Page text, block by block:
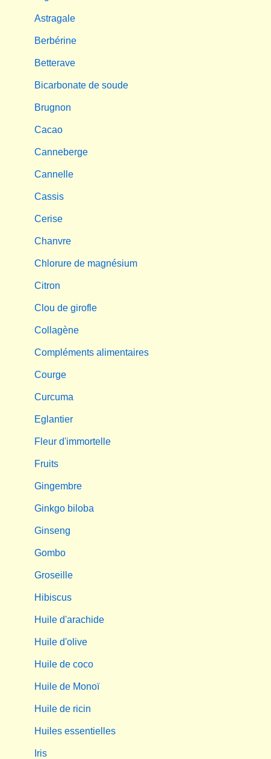
Astragale
Berbérine
Betterave
Bicarbonate de soude
Brugnon
Cacao
Canneberge
Cannelle
Cassis
Cerise
Chanvre
Chlorure de magnésium
Citron
Clou de girofle
Collagène
Compléments alimentaires
Courge
Curcuma
Eglantier
Fleur d'immortelle
Fruits
Gingembre
Ginkgo biloba
Ginseng
Gombo
Groseille
Hibiscus
Huile d'arachide
Huile d'olive
Huile de coco
Huile de Monoï
Huile de ricin
Huiles essentielles
Iris